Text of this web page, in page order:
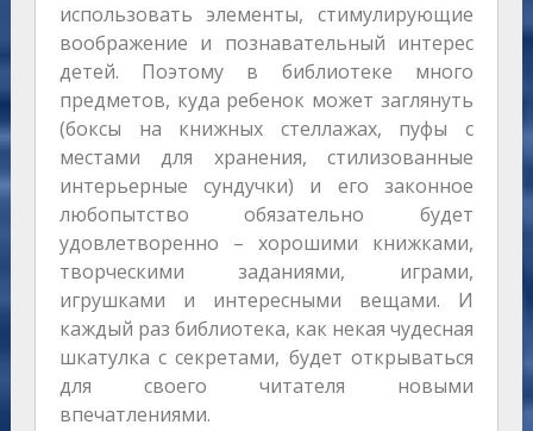
использовать элементы, стимулирующие
воображение и познавательный интерес
детей. Поэтому в библиотеке много
предметов, куда ребенок может заглянуть
(боксы на книжных стеллажах, пуфы с
местами для хранения, стилизованные
интерьерные сундучки) и его законное
любопытство обязательно будет
удовлетворенно – хорошими книжками,
творческими заданиями, играми,
игрушками и интересными вещами. И
каждый раз библиотека, как некая чудесная
шкатулка с секретами, будет открываться
для своего читателя новыми
впечатлениями.